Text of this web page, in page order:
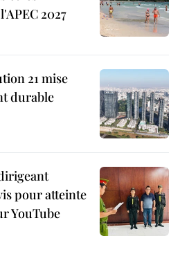
2027
21 mise
durable
pour atteinte
YouTube